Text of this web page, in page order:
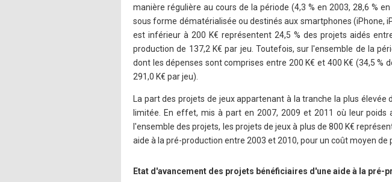
manière régulière au cours de la période (4,3 % en 2003, 28,6 %
sous forme dématérialisée ou destinés aux smartphones (iPhone,
est inférieur à 200 K€ représentent 24,5 % des projets aidés
production de 137,2 K€ par jeu. Toutefois, sur l'ensemble de la
dont les dépenses sont comprises entre 200 K€ et 400 K€ (34,5 %
291,0 K€ par jeu).
La part des projets de jeux appartenant à la tranche la plus
limitée. En effet, mis à part en 2007, 2009 et 2011 où leur poids
l'ensemble des projets, les projets de jeux à plus de 800 K€
aide à la pré-production entre 2003 et 2010, pour un coût moyen de
Etat d'avancement des projets bénéficiaires d'une aide à la pré-